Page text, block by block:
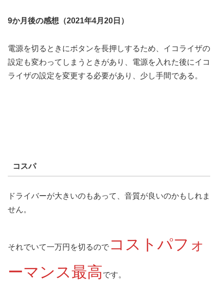
9か月後の感想（2021年4月20日）
電源を切るときにボタンを長押しするため、イコライザの
設定も変わってしまうときがあり、電源を入れた後にイコ
ライザの設定を変更する必要があり、少し手間である。
コスパ
ドライバーが大きいのもあって、音質が良いのかもしれま
せん。
それでいて一万円を切るので コストパフォ
ーマンス最高です。